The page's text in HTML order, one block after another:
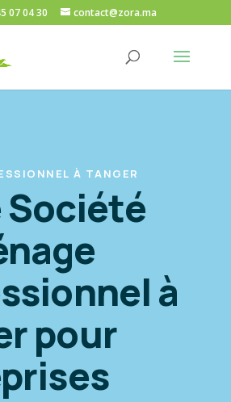
07 04 30 contact@zora.ma
À TANGER
Société
à
pour